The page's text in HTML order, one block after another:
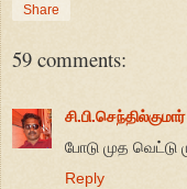
Share
59 comments:
சி.பி.செந்தில்குமார்
போடு முத வெட்டு
Reply